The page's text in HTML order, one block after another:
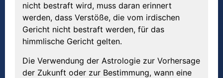
nicht bestraft wird, muss daran erinnert
werden, dass Verstöße, die vom irdischen
Gericht nicht bestraft werden, für das
himmlische Gericht gelten.
Die Verwendung der Astrologie zur Vorhersage
der Zukunft oder zur Bestimmung, wann eine